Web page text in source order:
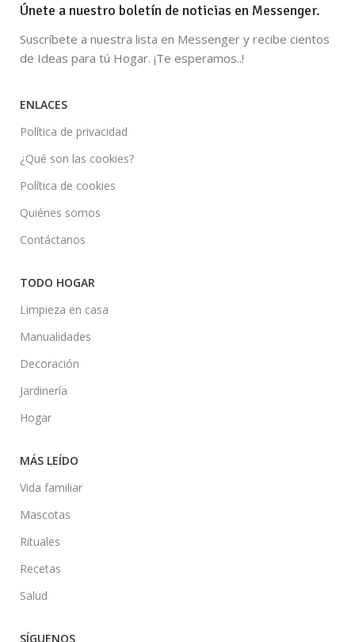
Únete a nuestro boletín de noticias en Messenger.
Suscríbete a nuestra lista en Messenger y recibe cientos
de Ideas para tú Hogar. ¡Te esperamos..!
ENLACES
Política de privacidad
¿Qué son las cookies?
Política de cookies
Quiénes somos
Contáctanos
TODO HOGAR
Limpieza en casa
Manualidades
Decoración
Jardinería
Hogar
MÁS LEÍDO
Vida familiar
Mascotas
Rituales
Recetas
Salud
SÍGUENOS